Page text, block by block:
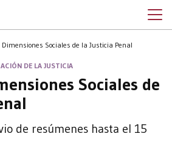
Dimensiones Sociales de la Justicia Penal
DE LA JUSTICIA
Sociales de
de resúmenes hasta el 15